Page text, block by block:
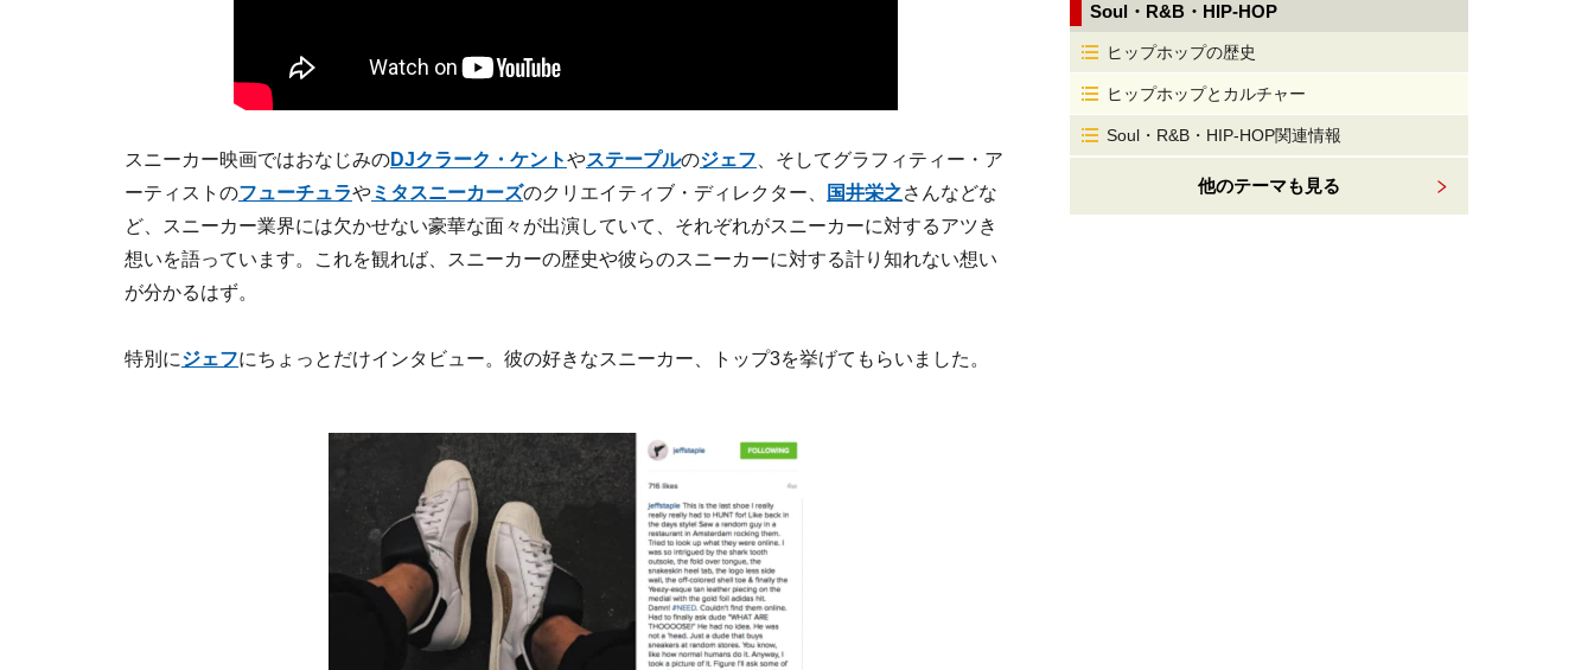
スニーカー映画ではおなじみのDJクラーク・ケントやステープルのジェフ 、そしてグラフィティー・ア
ーティストのフューチュラやミタスニーカーズのクリエイティブ・ディレクター、 国井栄之さんなどな
ど、スニーカー業界には欠かせない豪華な面々が出演していて、それぞれがスニーカーに対するアツき
想いを語っています。これを観れば、スニーカーの歴史や彼らのスニーカーに対する計り知れない想い
が分かるはず。
特別にジェフにちょっとだけインタビュー。彼の好きなスニーカー、トップ3を挙げてもらいました。
Soul・R&B・HIP-HOP
ヒップホップの歴史
ヒップホップとカルチャー
Soul・R&B・HIP-HOP関連情報
他のテーマも見る